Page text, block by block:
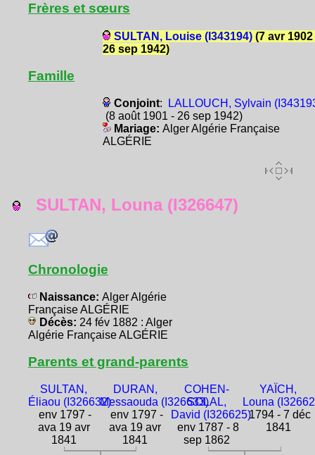
Frères et sœurs
SULTAN, Louise (I343194)(7 avr 1902
26 sep 1942)
Famille
Conjoint:
LALLOUCH, Sylvain
(8 août 1901 - 26 sep 1942)
Mariage: Alger Algérie Française
ALGÉRIE
SULTAN, Louna (I326647)
Chronologie
Naissance: Alger Algérie
Française ALGÉRIE
Décès: 24 fév 1882 : Alger
Algérie Française ALGÉRIE
Parents et grand-parents
SULTAN,
Éliaou (I326632)
env 1797 -
ava 19 avr
1841
DURAN,
Messaouda (I326633)
env 1797 -
ava 19 avr
1841
COHEN-
SOLAL,
David (I326625)
env 1787 - 8
sep 1862
YAÏCH,
Louna
1794 - 7 déc
1841